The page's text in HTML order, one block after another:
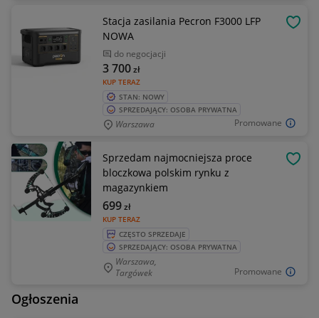
Promowane
Stacja zasilania Pecron F3000 LFP
NOWA
do negocjacji
KUP TERAZ
3 700zł
STAN: NOWY
SPRZEDAJĄCY: OSOBA PRYWATNA
Warszawa
Promowane
Sprzedam najmocniejsza proce
bloczkowa polskim rynku z
magazynkiem
KUP TERAZ
699zł
CZĘSTO SPRZEDAJE
SPRZEDAJĄCY: OSOBA PRYWATNA
Warszawa,
Targówek
Ogłoszenia